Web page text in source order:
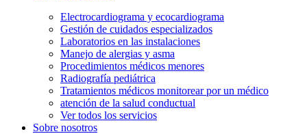
Electrocardiograma y ecocardiograma
Gestión de cuidados especializados
Laboratorios en las instalaciones
Manejo de alergias y asma
Procedimientos médicos menores
Radiografía pediátrica
Tratamientos médicos monitorear por un médico
atención de la salud conductual
Ver todos los servicios
Sobre nosotros